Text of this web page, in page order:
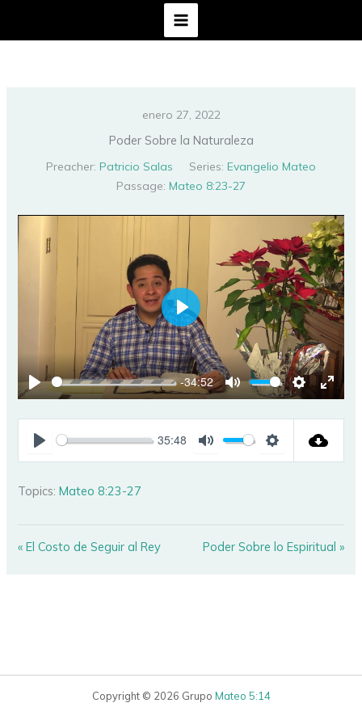
enero 27, 2022
Poder Sobre la Naturaleza
Preacher: Patricio Salas Series: Evangelio Mateo
Passage: Mateo 8:23-27
PLAY
-34:52
MUTE SETTINGS
PLAY
35:48
Topics: Mateo 8:23-27
« El Costo de Seguir al Rey Poder Sobre lo Espiritual »
Copyright © 2026 Grupo Mateo 5:14